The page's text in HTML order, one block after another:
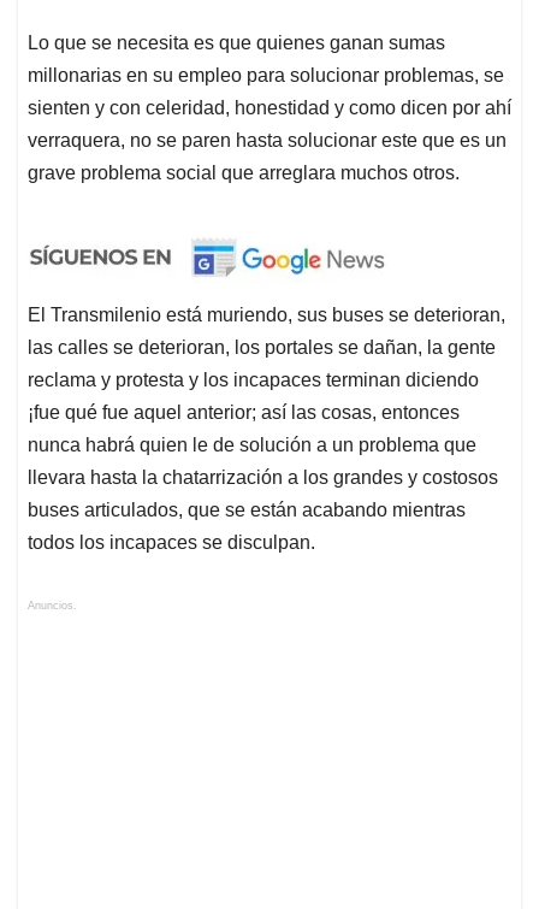
Lo que se necesita es que quienes ganan sumas
millonarias en su empleo para solucionar problemas, se
sienten y con celeridad, honestidad y como dicen por ahí
verraquera, no se paren hasta solucionar este que es un
grave problema social que arreglara muchos otros.
El Transmilenio está muriendo, sus buses se deterioran,
las calles se deterioran, los portales se dañan, la gente
reclama y protesta y los incapaces terminan diciendo
¡fue qué fue aquel anterior; así las cosas, entonces
nunca habrá quien le de solución a un problema que
llevara hasta la chatarrización a los grandes y costosos
buses articulados, que se están acabando mientras
todos los incapaces se disculpan.
Anuncios.